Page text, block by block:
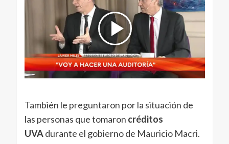
También le preguntaron por la situación de
las personas que tomaron créditos
UVAdurante el gobierno de Mauricio Macri.